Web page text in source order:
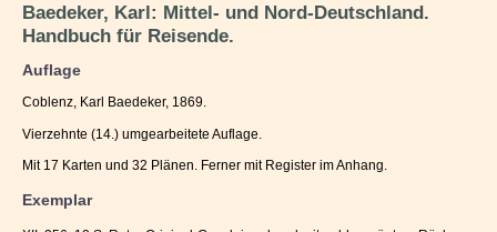
Baedeker, Karl: Mittel- und Nord-Deutschland.
Handbuch für Reisende.
Auflage
Coblenz, Karl Baedeker, 1869.
Vierzehnte (14.) umgearbeitete Auflage.
Mit 17 Karten und 32 Plänen. Ferner mit Register im Anhang.
Exemplar